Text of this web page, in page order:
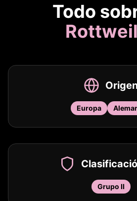
Todo
Europa
Grupo II